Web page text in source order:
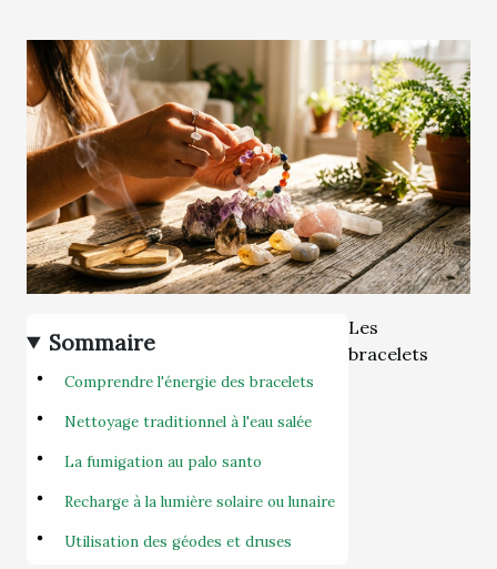
Sommaire
Comprendre l'énergie des bracelets
Nettoyage traditionnel à l'eau salée
La fumigation au palo santo
Recharge à la lumière solaire ou lunaire
Utilisation des géodes et druses
Les
bracelets